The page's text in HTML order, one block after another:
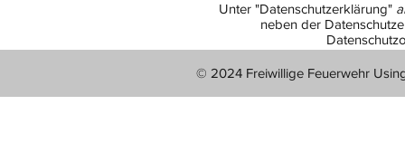
Unter "Datenschutzerklärung"
neben der
© 2024 Freiwillige Feuerwehr